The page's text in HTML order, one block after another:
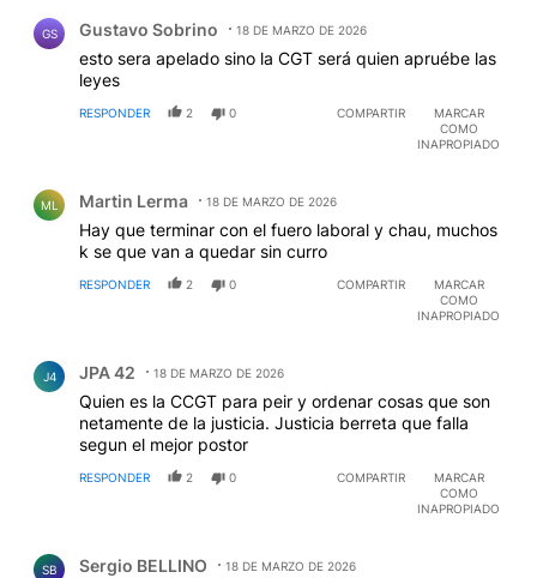
GS Gustavo Sobrino 18 DE MARZO DE 2026
esto sera apelado sino la CGT será quien apruébe las
leyes
RESPONDER 2 0 COMPARTIR
MARCAR
COMO
INAPROPIADO
ML Martin Lerma 18 DE MARZO DE 2026
Hay que terminar con el fuero laboral y chau, muchos
k se que van a quedar sin curro
RESPONDER 2 0 COMPARTIR
MARCAR
COMO
INAPROPIADO
J4 JPA 42 18 DE MARZO DE 2026
Quien es la CCGT para peir y ordenar cosas que son
netamente de la justicia. Justicia berreta que falla
segun el mejor postor
RESPONDER 2 0 COMPARTIR
MARCAR
COMO
INAPROPIADO
SB Sergio BELLINO 18 DE MARZO DE 2026